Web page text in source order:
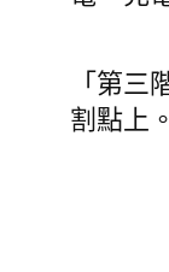
「第
割點上